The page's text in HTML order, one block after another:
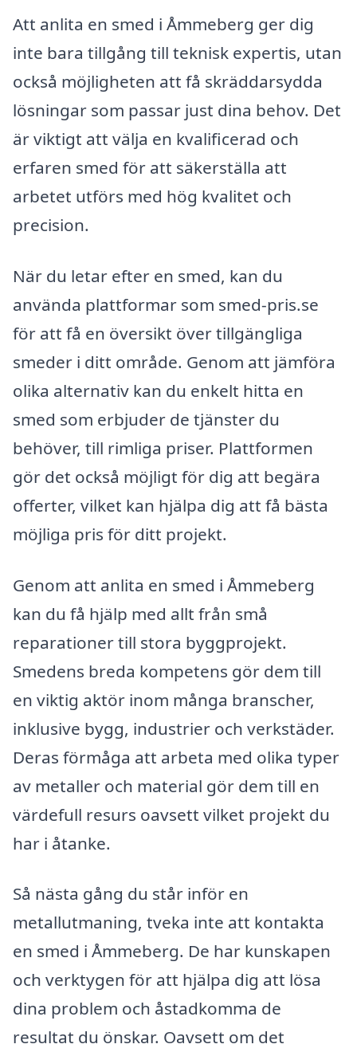
Att anlita en smed i Åmmeberg ger dig
inte bara tillgång till teknisk expertis, utan
också möjligheten att få skräddarsydda
lösningar som passar just dina behov. Det
är viktigt att välja en kvalificerad och
erfaren smed för att säkerställa att
arbetet utförs med hög kvalitet och
precision.
När du letar efter en smed, kan du
använda plattformar som smed-pris.se
för att få en översikt över tillgängliga
smeder i ditt område. Genom att jämföra
olika alternativ kan du enkelt hitta en
smed som erbjuder de tjänster du
behöver, till rimliga priser. Plattformen
gör det också möjligt för dig att begära
offerter, vilket kan hjälpa dig att få bästa
möjliga pris för ditt projekt.
Genom att anlita en smed i Åmmeberg
kan du få hjälp med allt från små
reparationer till stora byggprojekt.
Smedens breda kompetens gör dem till
en viktig aktör inom många branscher,
inklusive bygg, industrier och verkstäder.
Deras förmåga att arbeta med olika typer
av metaller och material gör dem till en
värdefull resurs oavsett vilket projekt du
har i åtanke.
Så nästa gång du står inför en
metallutmaning, tveka inte att kontakta
en smed i Åmmeberg. De har kunskapen
och verktygen för att hjälpa dig att lösa
dina problem och åstadkomma de
resultat du önskar. Oavsett om det